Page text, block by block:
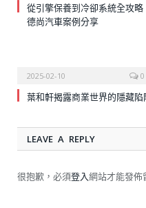
從引擎保養到冷卻系統全攻略
德尚汽車案例分享
2025-02-10 0
葉和軒揭露商業世界的隱藏陷
LEAVE A REPLY
很抱歉，必須登入網站才能發佈